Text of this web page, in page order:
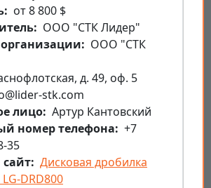
от 8 800 $
ООО "СТК Лидер"
ООО "СТК
д. 49, оф. 5
stk.com
лицо Артур Кантовский
номер телефона
+7
35
Дисковая дробилка
DRD800